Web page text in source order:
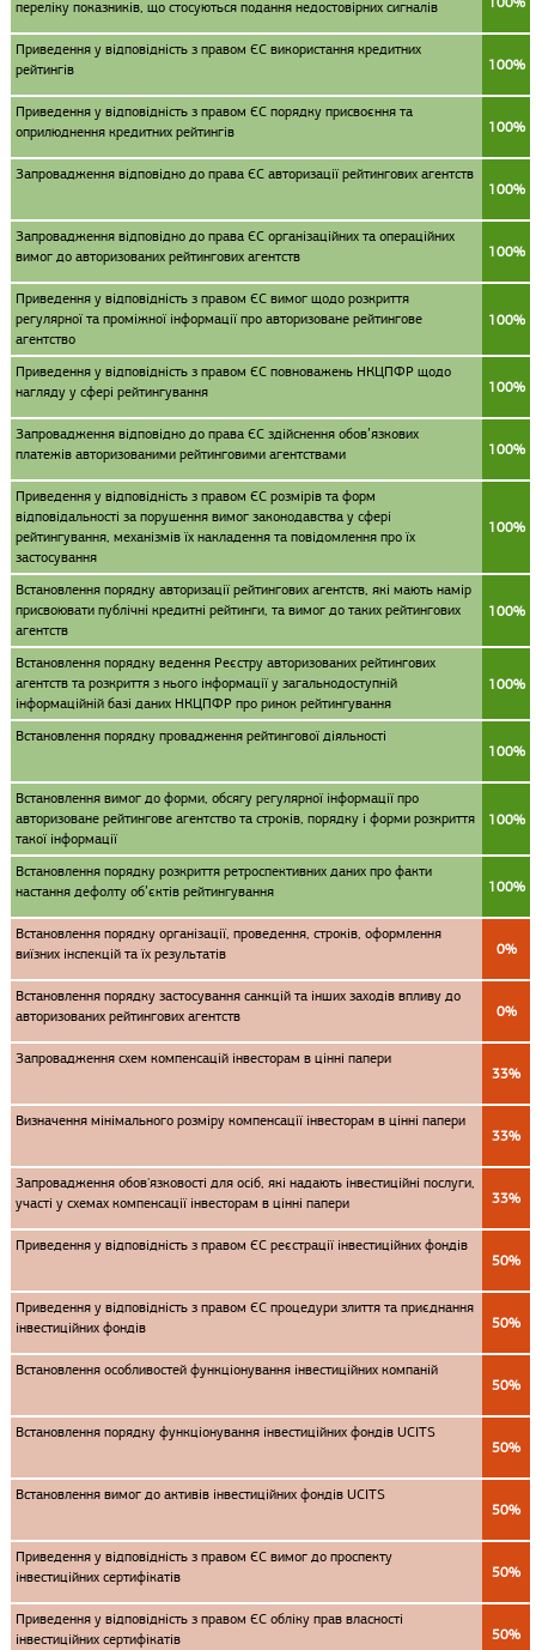
переліку показників, що стосуються подання недостовірних сигналів
Приведення у відповідність з правом ЄС використання кредитних
рейтингів
100%
Приведення у відповідність з правом ЄС порядку присвоєння та
оприлюднення кредитних рейтингів
100%
Запровадження відповідно до права ЄС авторизації рейтингових агентств
100%
Запровадження відповідно до права ЄС організаційних та операційних
вимог до авторизованих рейтингових агентств
100%
Приведення у відповідність з правом ЄС вимог щодо розкриття
регулярної та проміжної інформації про авторизоване рейтингове
агентство
100%
Приведення у відповідність з правом ЄС повноважень НКЦПФР щодо
нагляду у сфері рейтингування
100%
Запровадження відповідно до права ЄС здійснення обов’язкових
платежів авторизованими рейтинговими агентствами
100%
Приведення у відповідність з правом ЄС розмірів та форм
відповідальності за порушення вимог законодавства у сфері
рейтингування, механізмів їх накладення та повідомлення про їх
застосування
100%
Встановлення порядку авторизації рейтингових агентств, які мають намір
присвоювати публічні кредитні рейтинги, та вимог до таких рейтингових
агентств
100%
Встановлення порядку ведення Реєстру авторизованих рейтингових
агентств та розкриття з нього інформації у загальнодоступній
інформаційній базі даних НКЦПФР про ринок рейтингування
100%
Встановлення порядку провадження рейтингової діяльності
100%
Встановлення вимог до форми, обсягу регулярної інформації про
авторизоване рейтингове агентство та строків, порядку і форми розкриття
такої інформації
100%
Встановлення порядку розкриття ретроспективних даних про факти
настання дефолту об’єктів рейтингування
100%
Встановлення порядку організації, проведення, строків, оформлення
виїзних інспекцій та їх результатів
0%
Встановлення порядку застосування санкцій та інших заходів впливу до
авторизованих рейтингових агентств
0%
Запровадження схем компенсацій інвесторам в цінні папери
33%
Визначення мінімального розміру компенсації інвесторам в цінні папери
33%
Запровадження обов'язковості для осіб, які надають інвестиційні послуги,
участі у схемах компенсації інвесторам в цінні папери
33%
Приведення у відповідність з правом ЄС реєстрації інвестиційних фондів
50%
Приведення у відповідність з правом ЄС процедури злиття та приєднання
інвестиційних фондів
50%
Встановлення особливостей функціонування інвестиційних компаній
50%
Встановлення порядку функціонування інвестиційних фондів UCITS
50%
Встановлення вимог до активів інвестиційних фондів UCITS
50%
Приведення у відповідність з правом ЄС вимог до проспекту
інвестиційних сертифікатів
50%
Приведення у відповідність з правом ЄС обліку прав власності
інвестиційних сертифікатів
50%